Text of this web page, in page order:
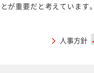
が重要だと考えています。
人事方針